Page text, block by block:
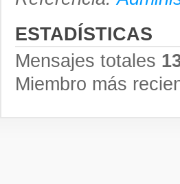
ESTADÍSTICAS
Mensajes totales
Miembro más